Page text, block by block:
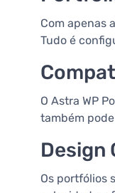
Com apenas
Tudo é
O Astra WP
também
Design
Os portfólios